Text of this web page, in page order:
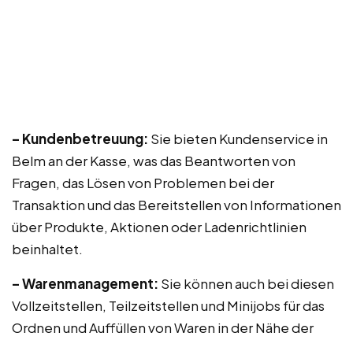
– Kundenbetreuung: Sie bieten Kundenservice in
Belm an der Kasse, was das Beantworten von
Fragen, das Lösen von Problemen bei der
Transaktion und das Bereitstellen von Informationen
über Produkte, Aktionen oder Ladenrichtlinien
beinhaltet.
– Warenmanagement: Sie können auch bei diesen
Vollzeitstellen, Teilzeitstellen und Minijobs für das
Ordnen und Auffüllen von Waren in der Nähe der